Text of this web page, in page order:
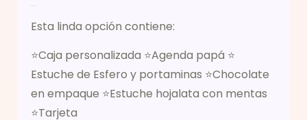
Esta linda opción contiene:
⭐Caja personalizada ⭐Agenda papá ⭐
Estuche de Esfero y portaminas ⭐Chocolate
en empaque ⭐Estuche hojalata con mentas
⭐Tarjeta